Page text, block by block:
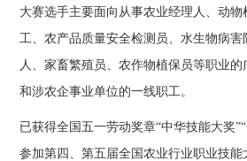
大赛选手主要面向从事农业经理人、动
工、农产品质量安全检测员、水生物病
人、家畜繁殖员、农作物植保员等职业
和涉农企事业单位的一线职工。
已获得全国五一劳动奖章“中华技能大奖
参加第四、第五届全国农业行业职业技